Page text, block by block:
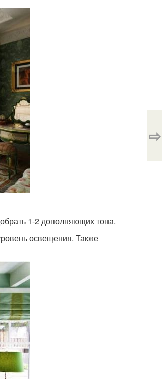
1-2 дополняющих тона.
освещения. Также
⇨